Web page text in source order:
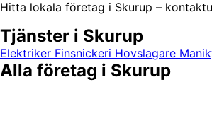
Hitta lokala företag i Skurup –
Tjänster i Skurup
Elektriker Finsnickeri Hovslagare
Alla företag i Skurup